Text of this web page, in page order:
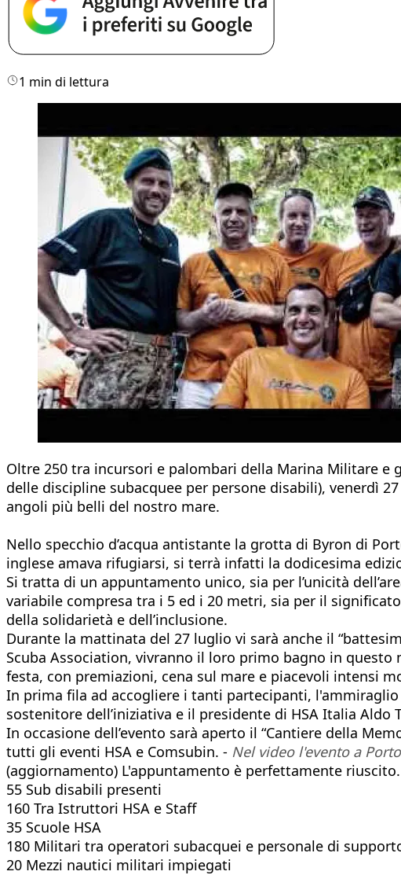
1 min di lettura
Oltre 250 tra incursori e palombari della Marina Militare
delle discipline subacquee per persone disabili), venerdì
angoli più belli del nostro mare.
Nello specchio d’acqua antistante la grotta di Byron di
inglese amava rifugiarsi, si terrà infatti la dodicesima
Si tratta di un appuntamento unico, sia per l’unicità
variabile compresa tra i 5 ed i 20 metri, sia per il
della solidarietà e dell’inclusione.
Durante la mattinata del 27 luglio vi sarà anche il
Scuba Association, vivranno il loro primo bagno in
festa, con premiazioni, cena sul mare e piacevoli intensi
In prima fila ad accogliere i tanti partecipanti,
sostenitore dell’iniziativa e il presidente di HSA Italia
In occasione dell’evento sarà aperto il “Cantiere della
tutti gli eventi HSA e Comsubin. - Nel video l'evento a
(aggiornamento) L'appuntamento è perfettamente
55 Sub disabili presenti
160 Tra Istruttori HSA e Staff
35 Scuole HSA
180 Militari tra operatori subacquei e personale di
20 Mezzi nautici militari impiegati